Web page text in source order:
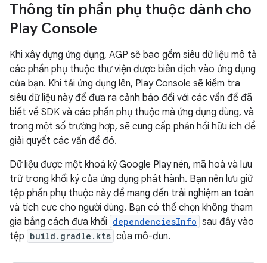
Thông tin phần phụ thuộc dành cho
Play Console
Khi xây dựng ứng dụng, AGP sẽ bao gồm siêu dữ liệu mô tả
các phần phụ thuộc thư viện được biên dịch vào ứng dụng
của bạn. Khi tải ứng dụng lên, Play Console sẽ kiểm tra
siêu dữ liệu này để đưa ra cảnh báo đối với các vấn đề đã
biết về SDK và các phần phụ thuộc mà ứng dụng dùng, và
trong một số trường hợp, sẽ cung cấp phản hồi hữu ích để
giải quyết các vấn đề đó.
Dữ liệu được một khoá ký Google Play nén, mã hoá và lưu
trữ trong khối ký của ứng dụng phát hành. Bạn nên lưu giữ
tệp phần phụ thuộc này để mang đến trải nghiệm an toàn
và tích cực cho người dùng. Bạn có thể chọn không tham
gia bằng cách đưa khối dependenciesInfo sau đây vào
tệp build.gradle.kts của mô-đun.